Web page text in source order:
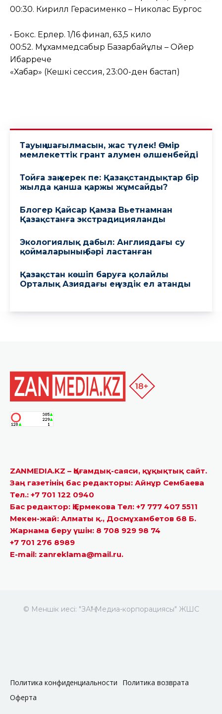
ZANMEDIA.KZ – Қоғамдық-саяси, құқықтық сайт.
Заң газетінің бас редакторы: Айнұр Сембаева
Тел.: +7 701 122 0940
Бас редактор: Қ.Ермекова Тел: +7 777 407 5511
Мекен-жай: Алматы қ., Досмұхамбетов 68 Б.
Жарнама беру үшін: 8 708 929 98 74
+7 701 276 8989
E-mail: zanreklama@mail.ru.
© Меншік иесі: "ЗАҢ" Медиа-корпорациясы" ЖШС
Политика конфиденциальности
Политика возврата
Оферта